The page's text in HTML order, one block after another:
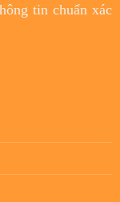
tin chuẩn xác